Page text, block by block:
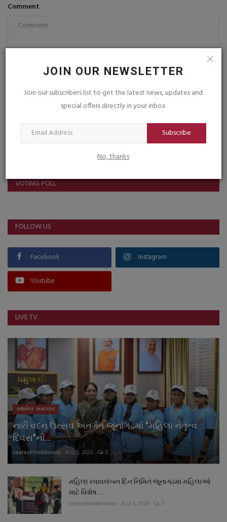
JOIN OUR NEWSLETTER
Join our subscribers list to get the latest news, updates and
special offers directly in your inbox
Subscribe
No, thanks
Comment
VOTING POLL
FOLLOW US
Facebook Instagram
Youtube
LIVE TV
સ્થાનિક સમાચાર
નારી વંદન ઉત્સવ અંતર્ગત જૂનાગઢમાં "મહિલા નેતૃત્વ
દિવસ"ની...
saurashtrabhoomi Aug 5, 2026 0
મહિલા સ્વાવલંબન દિન નિમિતે જૂનાગઢમાં મહિલાઓ
માટે વિશેષ...
saurashtrabhoomi Aug 5, 2026 0